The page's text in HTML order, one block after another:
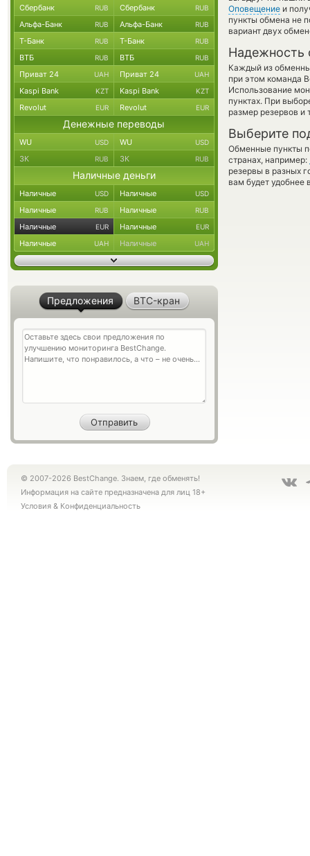
Оповещение и
пункты обмена не
вариант двух
Надежность
Каждый из
при этом команда
Использование
пунктах. При
размер резервов и
Выберите
Обменные пункты
странах, например:
резервы в разных
вам будет удобнее
Сбербанк RUB Сбербанк RUB
Альфа-Банк RUB Альфа-Банк RUB
Т-Банк RUB Т-Банк RUB
ВТБ RUB ВТБ RUB
Приват 24 UAH Приват 24 UAH
Kaspi Bank KZT Kaspi Bank KZT
Revolut EUR Revolut EUR
Денежные переводы
WU USD WU USD
ЗК RUB ЗК RUB
Наличные деньги
Наличные USD Наличные USD
Наличные RUB Наличные RUB
Наличные EUR Наличные EUR
Наличные UAH Наличные UAH
Предложения BTC-кран
© 2007-2026 BestChange. Знаем, где обменять!
Информация на сайте предназначена для лиц 18+
Условия & Конфиденциальность